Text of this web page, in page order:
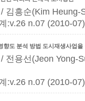
/ 김흥순(Kim Heung-
:v.26 n.07 (2010-07)
향도 분석 방법 도시재생사업을
/ 전용선(Jeon Yong-
:v.26 n.07 (2010-07)